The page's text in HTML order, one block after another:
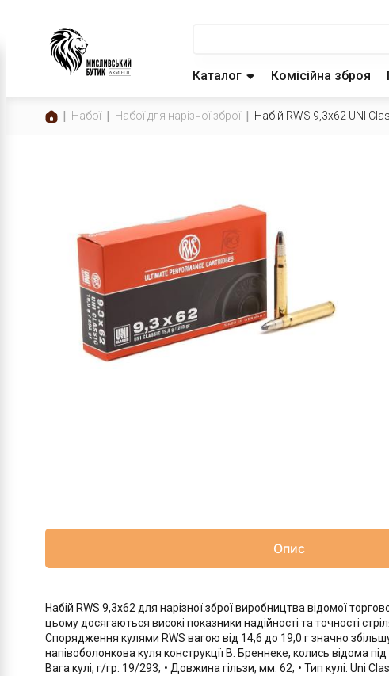
Каталог Комісійна зброя
Набої Набої для нарізної зброї Набій RWS 9,3x62 UNI
Опис
Набій RWS 9,3x62 для нарізної зброї виробництва відомої
цьому досягаються високі показники надійності та точності
Спорядження кулями RWS вагою від 14,6 до 19,0 г значно
напівоболонкова куля конструкції В. Бреннеке, колись відома
Вага кулі, г/гр: 19/293; • Довжина гільзи, мм: 62; • Тип кулі: Uni